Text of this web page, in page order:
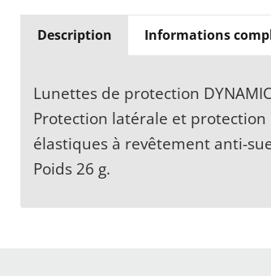
Description Informations
Lunettes de protection
Protection latérale et protection
élastiques à revêtement anti-
Poids 26 g.